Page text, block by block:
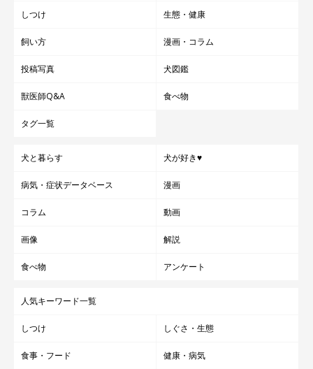
しつけ 生態・健康
飼い方 漫画・コラム
投稿写真 犬図鑑
獣医師Q&A 食べ物
タグ一覧
犬と暮らす 犬が好き♥
病気・症状データベース 漫画
コラム 動画
画像 解説
食べ物 アンケート
人気キーワード一覧
しつけ しぐさ・生態
食事・フード 健康・病気